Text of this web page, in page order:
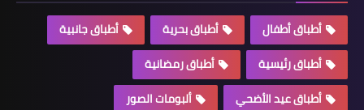
أطباق أطفال أطباق بحرية
أطباق جانبية
أطباق رئيسية
أطباق رمضانية
أطباق عيد الأضحي
ألبومات الصور